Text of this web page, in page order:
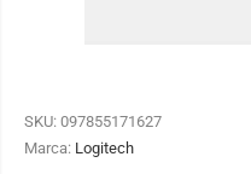
SKU: 097855171627
Marca: Logitech